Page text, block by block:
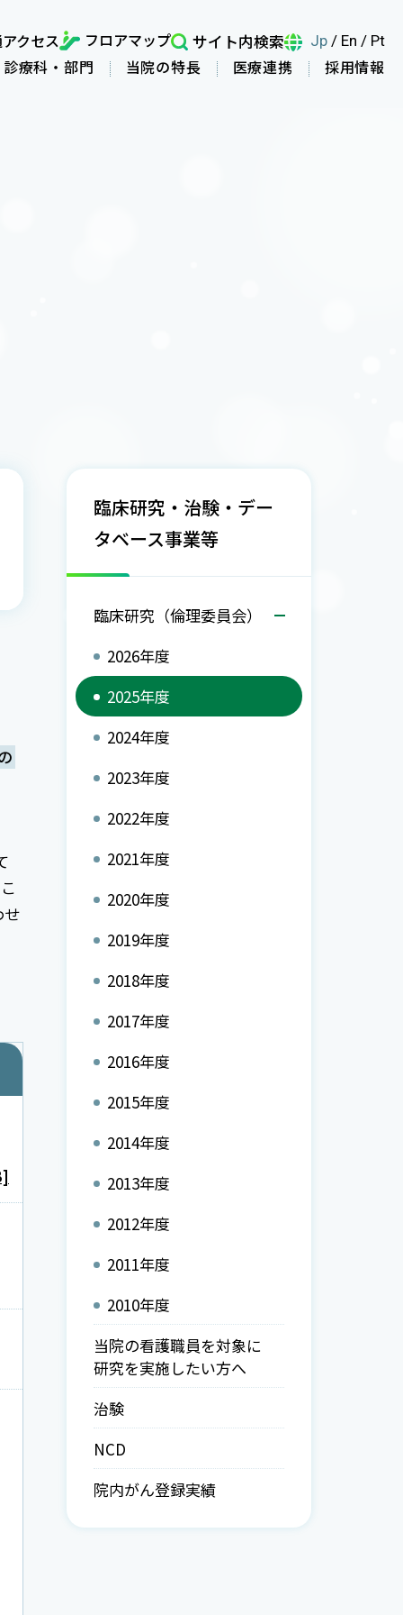
診療科・部門 当院の特長 医療連携 採用情報
クセス フロアマップ サイト内検索 Jp / En / Pt
せ
臨床研究・治験・デー
タベース事業等
臨床研究（倫理委員会）
2026年度
2025年度
2024年度
2023年度
2022年度
2021年度
2020年度
2019年度
2018年度
2017年度
2016年度
2015年度
2014年度
2013年度
2012年度
2011年度
2010年度
当院の看護職員を対象に
研究を実施したい方へ
治験
NCD
院内がん登録実績